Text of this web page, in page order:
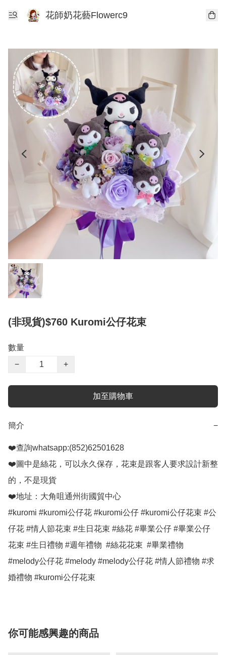
花師奶花藝Flowerc9
(非現貨)$760 Kuromi公仔花束
數量
−
+
加至購物車
簡介 −
❤️查詢whatsapp:(852)62501628
❤️圖中是絲花，可以永久保存，花束是跟客人要求設計新整
的，不是現貨
❤️地址：大角咀通州街國貿中心
#kuromi #kuromi公仔花 #kuromi公仔 #kuromi公仔花束 #公
仔花 #情人節花束 #生日花束 #絲花 #畢業公仔 #畢業公仔
花束 #生日禮物 #週年禮物  #絲花花束  #畢業禮物
#melody公仔花 #melody #melody公仔花 #情人節禮物 #求
婚禮物 #kuromi公仔花束
你可能感興趣的商品